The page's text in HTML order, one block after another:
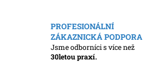
PROFESIONÁLNÍ
ZÁKAZNICKÁ PODPORA
Jsme odborníci s více než
30letou praxí.